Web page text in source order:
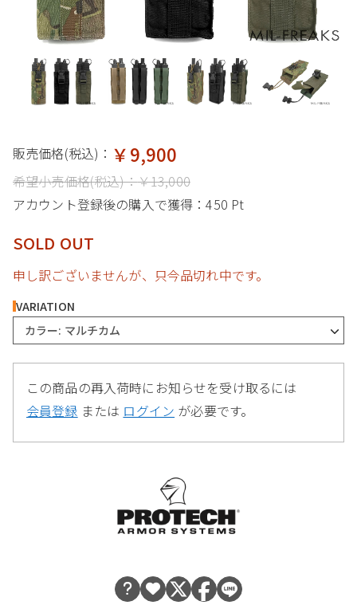
販売価格(税込)： ￥9,900
希望小売価格(税込)：￥13,000
アカウント登録後の購入で獲得：450 Pt
SOLD OUT
申し訳ございませんが、只今品切れ中です。
VARIATION
カラー: マルチカム
この商品の再入荷時にお知らせを受け取るには
会員登録 または ログイン が必要です。